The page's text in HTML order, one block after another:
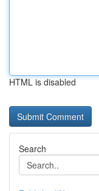
HTML is disabled
Search